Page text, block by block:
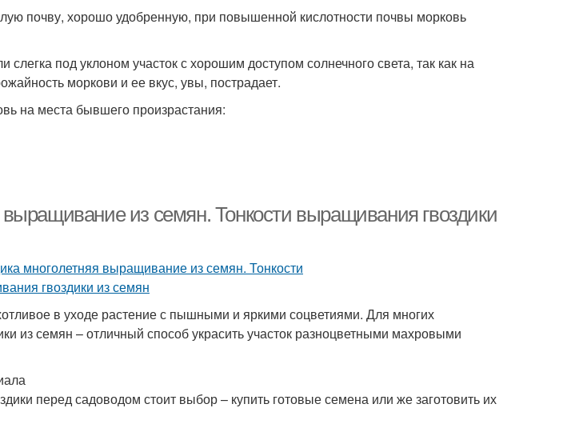
почву, хорошо удобренную, при повышенной кислотности почвы морковь
под уклоном участок с хорошим доступом солнечного света, так как на
моркови и ее вкус, увы, пострадает.
на места бывшего произрастания:
выращивание из семян. Тонкости выращивания гвоздики
в уходе растение с пышными и яркими соцветиями. Для многих
из семян – отличный способ украсить участок разноцветными махровыми
перед садоводом стоит выбор – купить готовые семена или же заготовить их